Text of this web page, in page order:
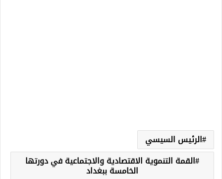
الرئيس السيسي
القمة التنموية الاقتصادية والاجتماعية في دورتها
الخامسة ببغداد